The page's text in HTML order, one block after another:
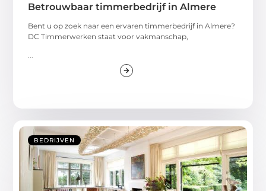
Betrouwbaar timmerbedrijf in Almere
Bent u op zoek naar een ervaren timmerbedrijf in Almere?
DC Timmerwerken staat voor vakmanschap,
...
BEDRIJVEN